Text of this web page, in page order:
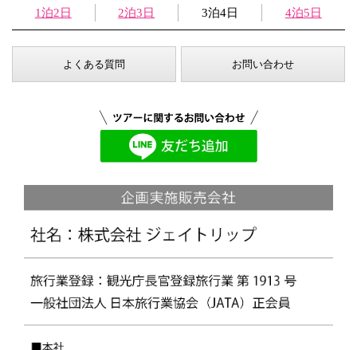
1泊2日 2泊3日 3泊4日 4泊5日
よくある質問 お問い合わせ